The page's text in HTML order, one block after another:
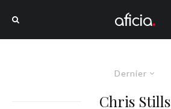
Dernier
Chris Stills